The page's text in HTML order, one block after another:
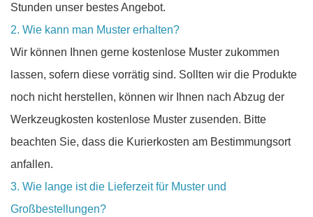
Stunden unser bestes Angebot.
2. Wie kann man Muster erhalten?
Wir können Ihnen gerne kostenlose Muster zukommen
lassen, sofern diese vorrätig sind. Sollten wir die Produkte
noch nicht herstellen, können wir Ihnen nach Abzug der
Werkzeugkosten kostenlose Muster zusenden. Bitte
beachten Sie, dass die Kurierkosten am Bestimmungsort
anfallen.
3. Wie lange ist die Lieferzeit für Muster und
Großbestellungen?